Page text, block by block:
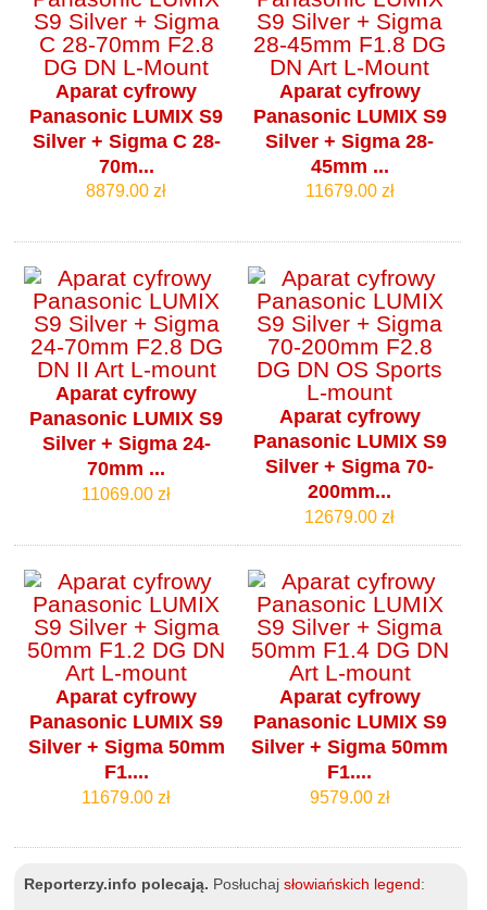
Aparat cyfrowy
Panasonic LUMIX S9
Silver + Sigma C 28-
70m...
8879.00 zł
Aparat cyfrowy
Panasonic LUMIX S9
Silver + Sigma 28-
45mm ...
11679.00 zł
Aparat cyfrowy
Panasonic LUMIX S9
Silver + Sigma 24-
70mm ...
11069.00 zł
Aparat cyfrowy
Panasonic LUMIX S9
Silver + Sigma 70-
200mm...
12679.00 zł
Aparat cyfrowy
Panasonic LUMIX S9
Silver + Sigma 50mm
F1....
11679.00 zł
Aparat cyfrowy
Panasonic LUMIX S9
Silver + Sigma 50mm
F1....
9579.00 zł
Reporterzy.info polecają. Posłuchajsłowiańskich legend :